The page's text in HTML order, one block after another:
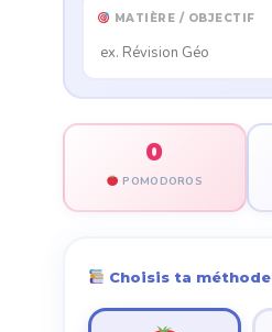
MATIÈRE / OBJECTIF
0
POMODOROS
Choisis ta méthode